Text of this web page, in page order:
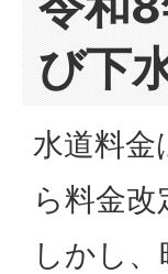
び下
水道料金
ら料金
しかし